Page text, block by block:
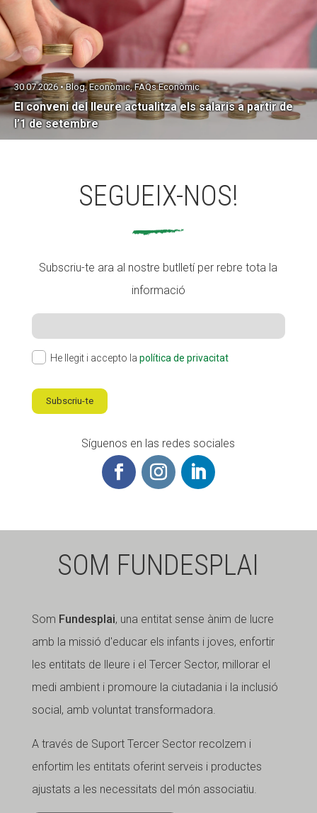
El conveni del lleure actualitza els salaris a partir de
l’1 de setembre
30.07.2026 • Blog, Econòmic, FAQs Econòmic
SEGUEIX-NOS!
Subscriu-te ara al nostre butlletí per rebre tota la
informació
He llegit i accepto la política de privacitat
Subscriu-te
Síguenos en las redes sociales
SOM FUNDESPLAI
Som Fundesplai, una entitat sense ànim de lucre
amb la missió d'educar els infants i joves, enfortir
les entitats de lleure i el Tercer Sector, millorar el
medi ambient i promoure la ciutadania i la inclusió
social, amb voluntat transformadora.
A través de Suport Tercer Sector recolzem i
enfortim les entitats oferint serveis i productes
ajustats a les necessitats del món associatiu.